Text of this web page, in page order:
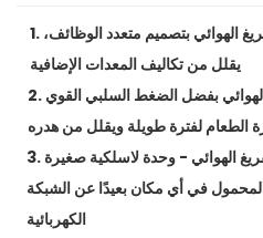
1. جهاز تغليف برطمانات ماسون بالتفريغ الهوائي بتصميم متعدد الوظائف،
يقلل من تكاليف المعدات الإضافية
2. جهاز تغليف البرطمانات بالتفريغ الهوائي بفضل الضغط السلبي القوي
3. جهاز تغليف برطمانات ماسون بالتفريغ الهوائي - وحدة لاسلكية صغيرة
في أي مكان بعيدًا عن الشبكة
الكهربائية